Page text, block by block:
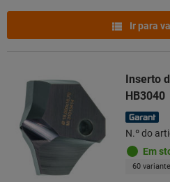
Ir para
Inserto
HB3040
N.º do
Em
60